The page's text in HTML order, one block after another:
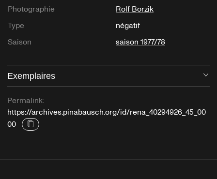
Photographie
Rolf Borzik
Type
négatif
Saison
saison 1977/78
Exemplaires
Permalink:
https://archives.pinabausch.org/id/rena_40294926_45_00
00